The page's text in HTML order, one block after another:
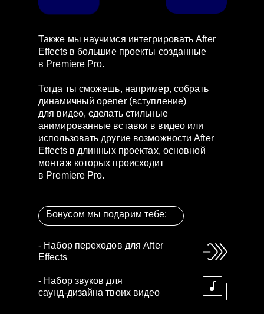
Бонусом мы подарим тебе:
- Набор переходов для After
Effects
- Набор звуков для
саунд-дизайна твоих видео
Также мы научимся интегрировать After
Effects в большие проекты созданные
в Premiere Pro.
Тогда ты сможешь, например, собрать
динамичный opener (вступление)
для видео, сделать стильные
анимированные вставки в видео или
использовать другие возможности After
Effects в длинных проектах, основной
монтаж которых происходит
в Premiere Pro.